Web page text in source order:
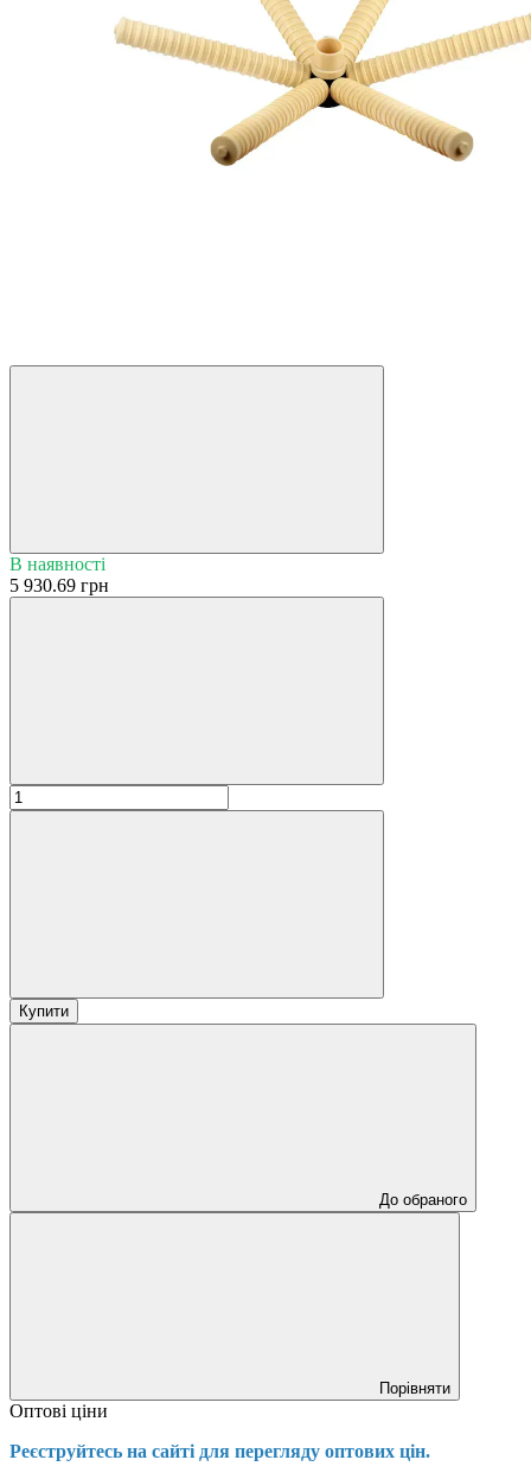
В наявності
5 930.69 грн
Купити
До обраного
Порівняти
Оптові ціни
Реєструйтесь на сайті для перегляду оптових цін.